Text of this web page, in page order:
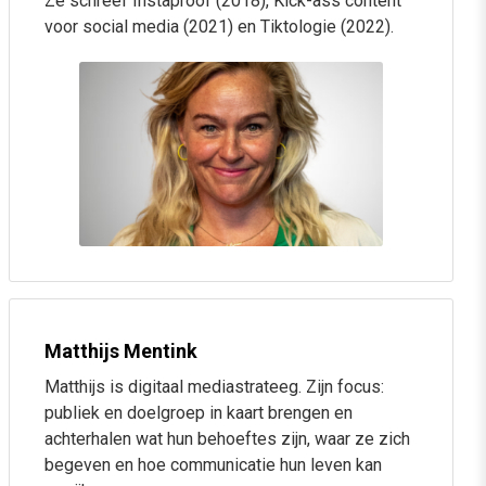
optimaliseren
Sessie 3: Short form-video met AI & visuele
Socialmedia-algoritmes en ‘common practices’ die je
beter kunt vergeten
video) maken
Sessie 4: Copywriting voor social media
De perfecte teksten voor Facebook, Instagram,
voor social media (2021) en Tiktologie (2022).
Matthijs Mentink
Matthijs is digitaal mediastrateeg. Zijn focus:
publiek en doelgroep in kaart brengen en
achterhalen wat hun behoeftes zijn, waar ze zich
begeven en hoe communicatie hun leven kan